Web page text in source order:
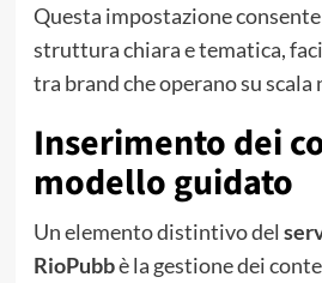
Questa impostazione
struttura chiara e tematica,
tra brand che operano su scala
Inserimento dei
modello guidato
Un elemento distintivo del
RioPubbè la gestione dei